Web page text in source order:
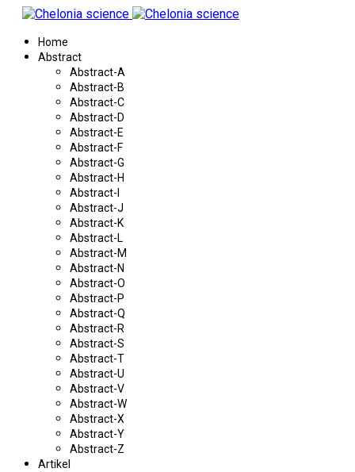
Home
Abstract
Abstract-A
Abstract-B
Abstract-C
Abstract-D
Abstract-E
Abstract-F
Abstract-G
Abstract-H
Abstract-I
Abstract-J
Abstract-K
Abstract-L
Abstract-M
Abstract-N
Abstract-O
Abstract-P
Abstract-Q
Abstract-R
Abstract-S
Abstract-T
Abstract-U
Abstract-V
Abstract-W
Abstract-X
Abstract-Y
Abstract-Z
Artikel